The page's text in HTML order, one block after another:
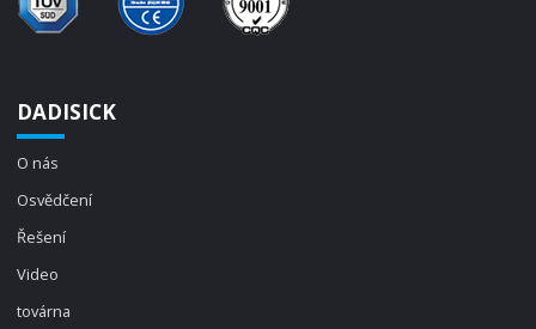
DADISICK
O nás
Osvědčení
Řešení
Video
továrna